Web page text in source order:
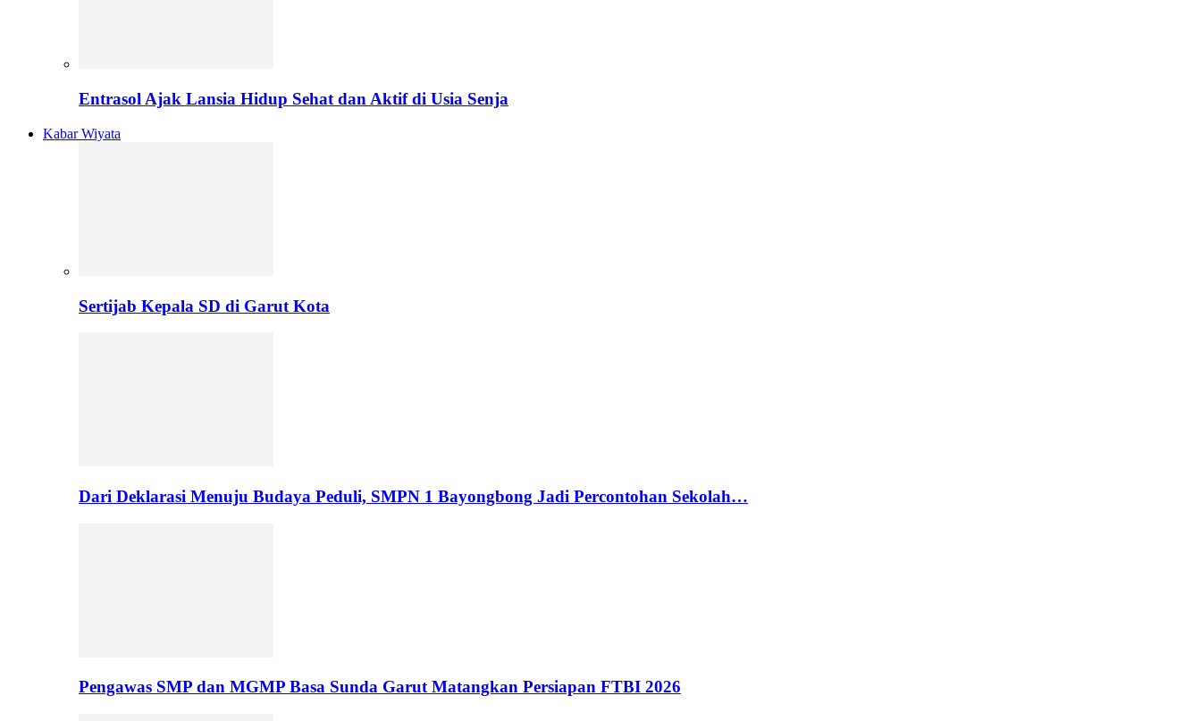
Entrasol Ajak Lansia Hidup Sehat dan Aktif di Usia Senja
Kabar Wiyata
Sertijab Kepala SD di Garut Kota
Dari Deklarasi Menuju Budaya Peduli, SMPN 1 Bayongbong Jadi Percontohan Sekolah…
Pengawas SMP dan MGMP Basa Sunda Garut Matangkan Persiapan FTBI 2026